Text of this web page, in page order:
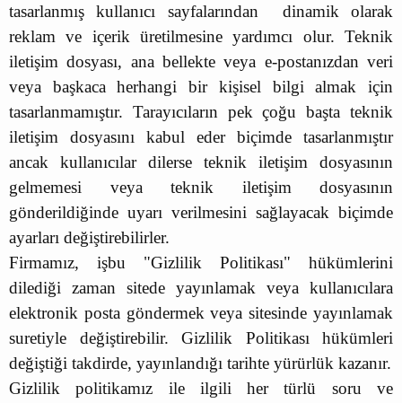
tasarlanmış kullanıcı sayfalarından dinamik olarak
reklam ve içerik üretilmesine yardımcı olur. Teknik
iletişim dosyası, ana bellekte veya e-postanızdan veri
veya başkaca herhangi bir kişisel bilgi almak için
tasarlanmamıştır. Tarayıcıların pek çoğu başta teknik
iletişim dosyasını kabul eder biçimde tasarlanmıştır
ancak kullanıcılar dilerse teknik iletişim dosyasının
gelmemesi veya teknik iletişim dosyasının
gönderildiğinde uyarı verilmesini sağlayacak biçimde
ayarları değiştirebilirler.
Firmamız, işbu "Gizlilik Politikası" hükümlerini
dilediği zaman sitede yayınlamak veya kullanıcılara
elektronik posta göndermek veya sitesinde yayınlamak
suretiyle değiştirebilir. Gizlilik Politikası hükümleri
değiştiği takdirde, yayınlandığı tarihte yürürlük kazanır.
Gizlilik politikamız ile ilgili her türlü soru ve